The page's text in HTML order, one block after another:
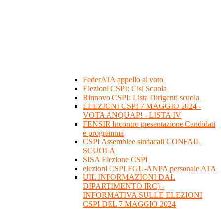
FederATA appello al voto
Elezioni CSPI: Cisl Scuola
Rinnovo CSPI: Lista Dirigenti scuola
ELEZIONI CSPI 7 MAGGIO 2024 -
VOTA ANQUAP! - LISTA IV
FENSIR Incontro presentazione Candidati
e programma
CSPI Assemblee sindacali CONFAIL
SCUOLA
SISA Elezione CSPI
elezioni CSPI FGU-ANPA personale ATA
UIL INFORMAZIONI DAL
DIPARTIMENTO IRC] -
INFORMATIVA SULLE ELEZIONI
CSPI DEL 7 MAGGIO 2024